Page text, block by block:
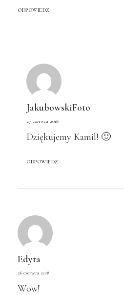
ODPOWIEDZ
JakubowskiFoto
27 czerwca 2018
Dziękujemy Kamil! 🙂
ODPOWIEDZ
Edyta
26 czerwca 2018
Wow!